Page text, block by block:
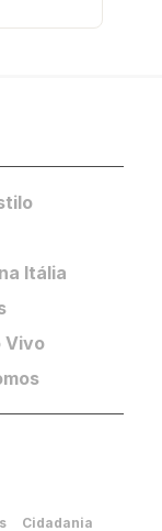
Itália
Vivo
Cidadania